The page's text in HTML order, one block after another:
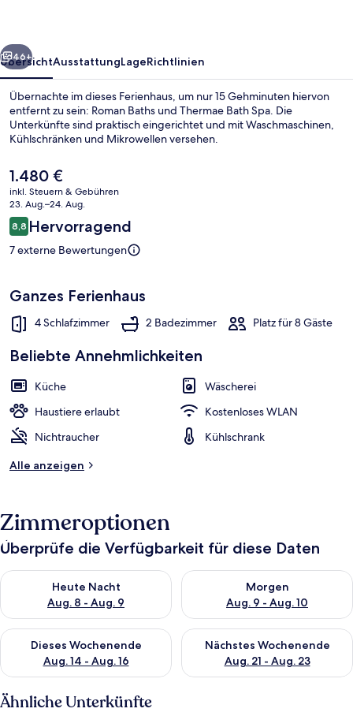
Weiter
46+
ÜbersichtAusstattungLageRichtlinien
Übernachte im dieses Ferienhaus, um nur 15 Gehminuten hiervon
entfernt zu sein: Roman Baths und Thermae Bath Spa. Die
Unterkünfte sind praktisch eingerichtet und mit Waschmaschinen,
Kühlschränken und Mikrowellen versehen.
Der
aktuelle
Preis
beträgt
1.480 €.
1.480 €
inkl. Steuern & Gebühren
23. Aug.–24. Aug.
Bewertungen
8,88,8 von 10.
Hervorragend
7 externe Bewertungen
Ganzes Ferienhaus
4 Schlafzimmer 2 Badezimmer Platz für 8 Gäste
Beliebte Annehmlichkeiten
Küche
Wäscherei
Haustiere erlaubt
Kostenloses WLAN
Nichtraucher
Kühlschrank
Alle anzeigen
Zimmeroptionen
Überprüfe die Verfügbarkeit für diese Daten
Heute Nacht
Aug. 8 - Aug. 9
Überprüfe die Verfügbarkeit für heute Nacht, Aug. 8 - Aug. 9.
Morgen
Aug. 9 - Aug. 10
Überprüfe die Verfügbarkeit
Dieses Wochenende
Aug. 14 - Aug. 16
Überprüfe die Verfügbarkeit für dieses Wochenende, Aug. 14
Nächstes Wochenende
Aug. 21 - Aug. 23
Überprüfe die Verfügbarkeit
Ähnliche Unterkünfte